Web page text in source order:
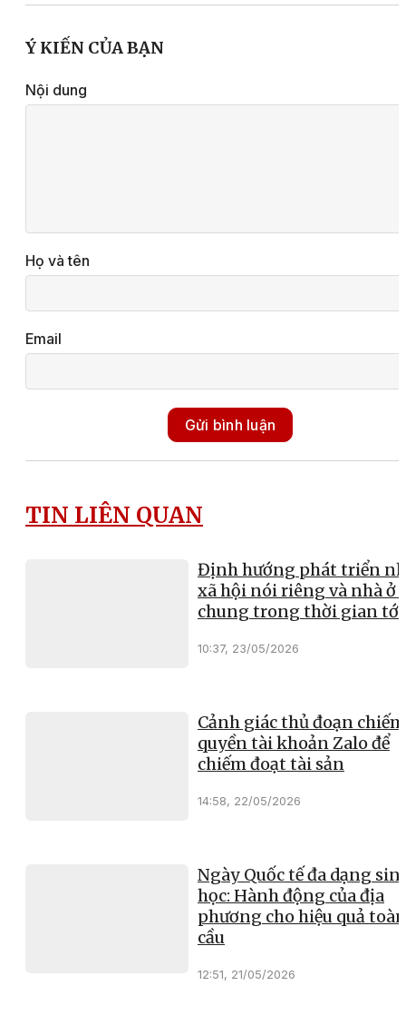
Ý KIẾN CỦA BẠN
Nội dung
Họ và tên
Email
Gửi bình luận
TIN LIÊN QUAN
Định hướng phát triển
xã hội nói riêng và nhà ở
chung trong thời gian tới
10:37, 23/05/2026
Cảnh giác thủ đoạn chiếm
quyền tài khoản Zalo để
chiếm đoạt tài sản
14:58, 22/05/2026
Ngày Quốc tế đa dạng
học: Hành động của địa
phương cho hiệu quả toàn
cầu
12:51, 21/05/2026